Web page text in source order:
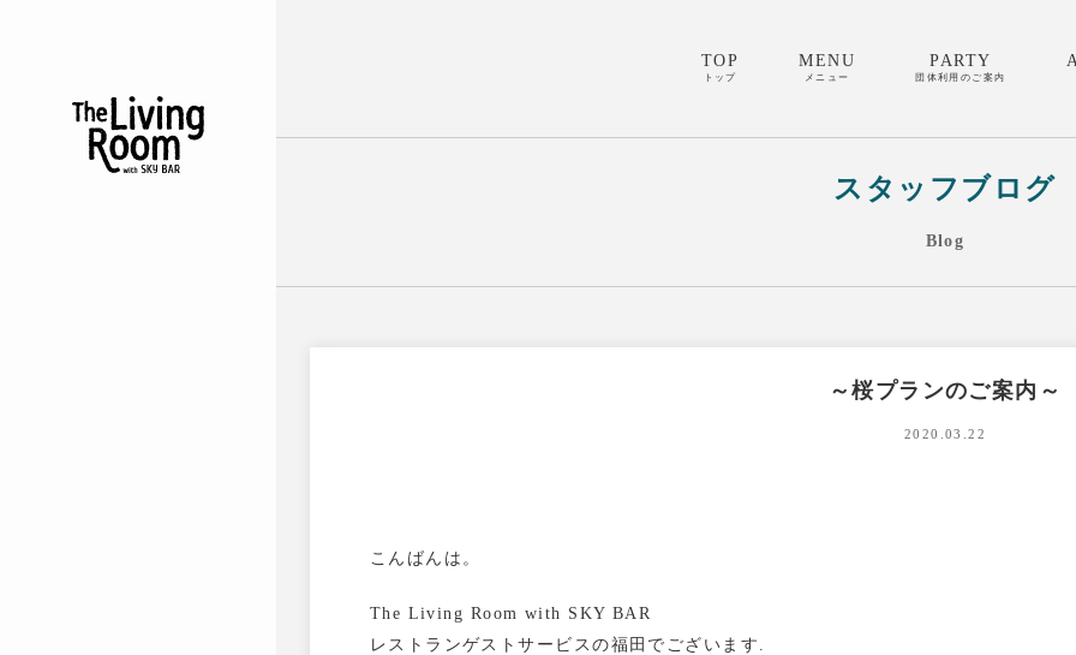
TOP
トップ
MENU
メニュー
PARTY
団体利用のご案内
スタッフブログ
Blog
～桜プランのご案内～
2020.03.22
こんばんは。
The Living Room with SKY BAR
レストランゲストサービスの福田でございます.